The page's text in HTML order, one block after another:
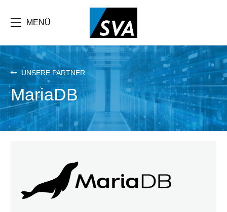
Inhalt
MENÜ
UNSERE PARTNER
MariaDB